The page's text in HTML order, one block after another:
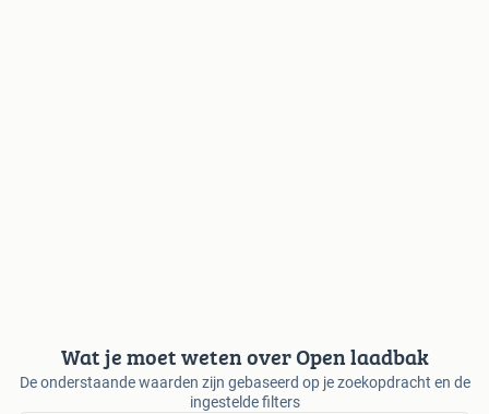
Wat je moet weten over Open laadbak
De onderstaande waarden zijn gebaseerd op je zoekopdracht en de
ingestelde filters